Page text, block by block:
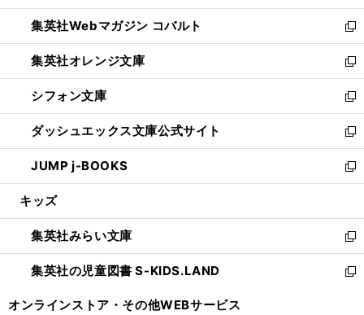
開
く
ウ
で
開
く
ン
ド
ウ
で
開
く
ウ
ィ
ン
ド
ウ
で
開
く
集英社Webマガジン コバルト
新
し
い
ウ
ィ
ン
ド
ウ
で
開
集英社オレンジ文庫
新
し
い
ウ
ィ
ン
ド
ウ
開
く
シフォン文庫
新
し
い
ウ
ィ
ン
ウ
で
開
く
ダッシュエックス文庫公式サイト
新
し
い
ウ
ン
ド
ウ
で
JUMP j-BOOKS
新
し
ウ
ィ
ン
ド
キッズ
集英社みらい文庫
新
し
い
集英社の児童図書 S-KIDS.LAND
新
オンラインストア・ その他WEBサービス